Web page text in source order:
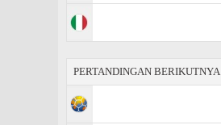
PERTANDINGAN BERIKUTNYA